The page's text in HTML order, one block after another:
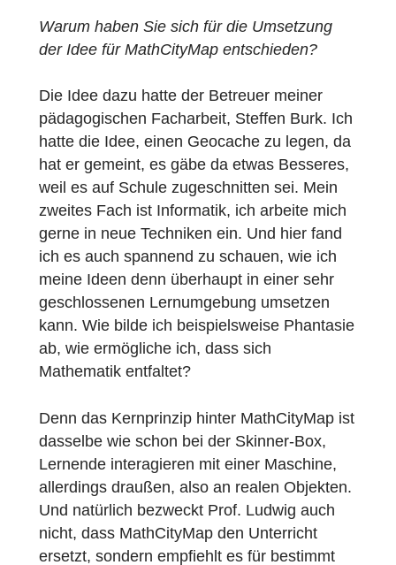
da.
also als entschiedener Gegenpol eines
Kontrolle geprägten Unterrichts. Ein zweiter
Grund ist, dass Mathematik ohnehin als Teil
unserer Kultur untrennbar mit ihr verbunden
ist. Ich hatte z.B. die Vorlesung „Mathematik
im Kontext“ bei Prof. Burkhard Kümmerer
besucht und mich mit viel Freude mit der
Genese der Mathematik beschäftigt.
der Idee für MathCityMap entschieden?
Die Idee dazu hatte der Betreuer meiner
pädagogischen Facharbeit, Steffen Burk.
hatte die Idee, einen Geocache zu legen,
hat er gemeint, es gäbe da etwas Besseres,